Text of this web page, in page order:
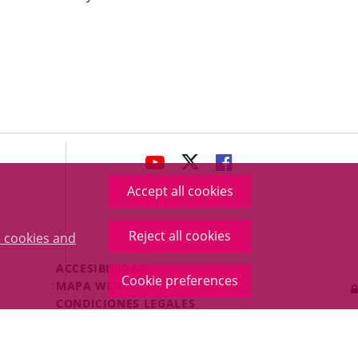
cookies and
Accept all cookies
Reject all cookies
Cookie preferences
avaHeaderSocial
LINK
TO
EXTERNAL
APPLICATION.
LINK
TO
EXTERNAL
APPLICATION.
LINK
TO
EXTERNAL
APPLICATION.
Menú
Legal
Footer
ACCESIBILIDAD
MAPA WEB
CONDICIONES LEGALES